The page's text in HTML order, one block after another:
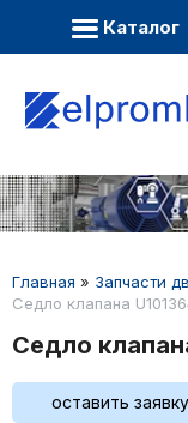
Каталог
Главная » Запчасти
Седло клапана
Седло
оставить заявку